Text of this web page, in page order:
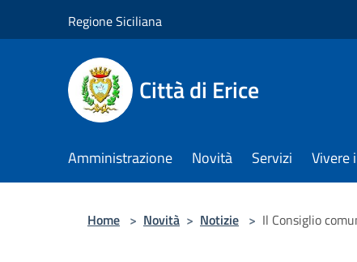
Regione Siciliana
Città di Erice
Amministrazione Novità Servizi Vivere
Home > Novità > Notizie > Il Consiglio